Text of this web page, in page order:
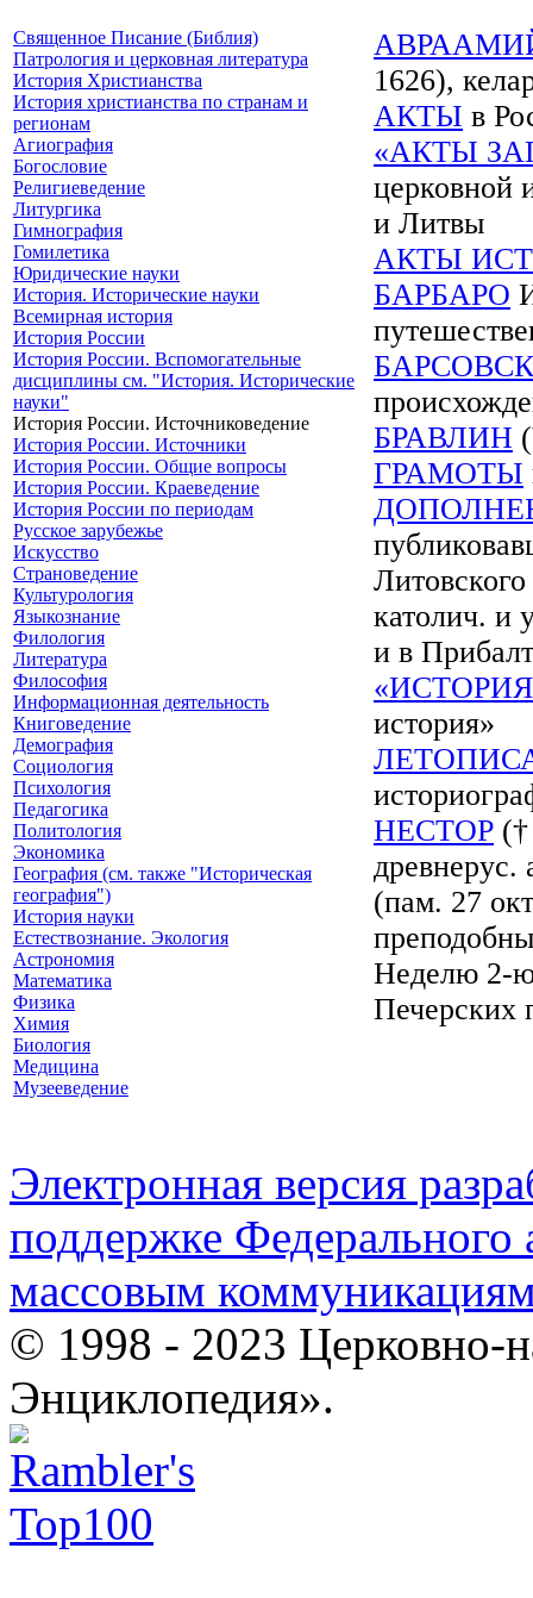
Священное Писание (Библия)
Патрология и церковная литература
История Христианства
История христианства по странам и
регионам
Агиография
Богословие
Религиеведение
Литургика
Гимнография
Гомилетика
Юридические науки
История. Исторические науки
Всемирная история
История России
История России. Вспомогательные
дисциплины см. "История. Исторические
науки"
История России. Источниковедение
История России. Источники
История России. Общие вопросы
История России. Краеведение
История России по периодам
Русское зарубежье
Искусство
Страноведение
Культурология
Языкознание
Филология
Литература
Философия
Информационная деятельность
Книговедение
Демография
Социология
Психология
Педагогика
Политология
Экономика
География (см. также "Историческая
география")
История науки
Естествознание. Экология
Астрономия
Математика
Физика
Химия
Биология
Медицина
Музееведение
1626),
АКТЫ в
«АКТЫ
церковной
и Литвы
АКТЫ
БАРБАРО
БРАВЛИН
ГРАМОТЫ
католич. и
и в
история»
НЕСТОР
древнерус.
(пам. 27
Неделю 2-ю
Печерских
Электронная версия
поддержке Федерального
массовым
© 1998 - 2023 Церковно-
Энциклопедия».